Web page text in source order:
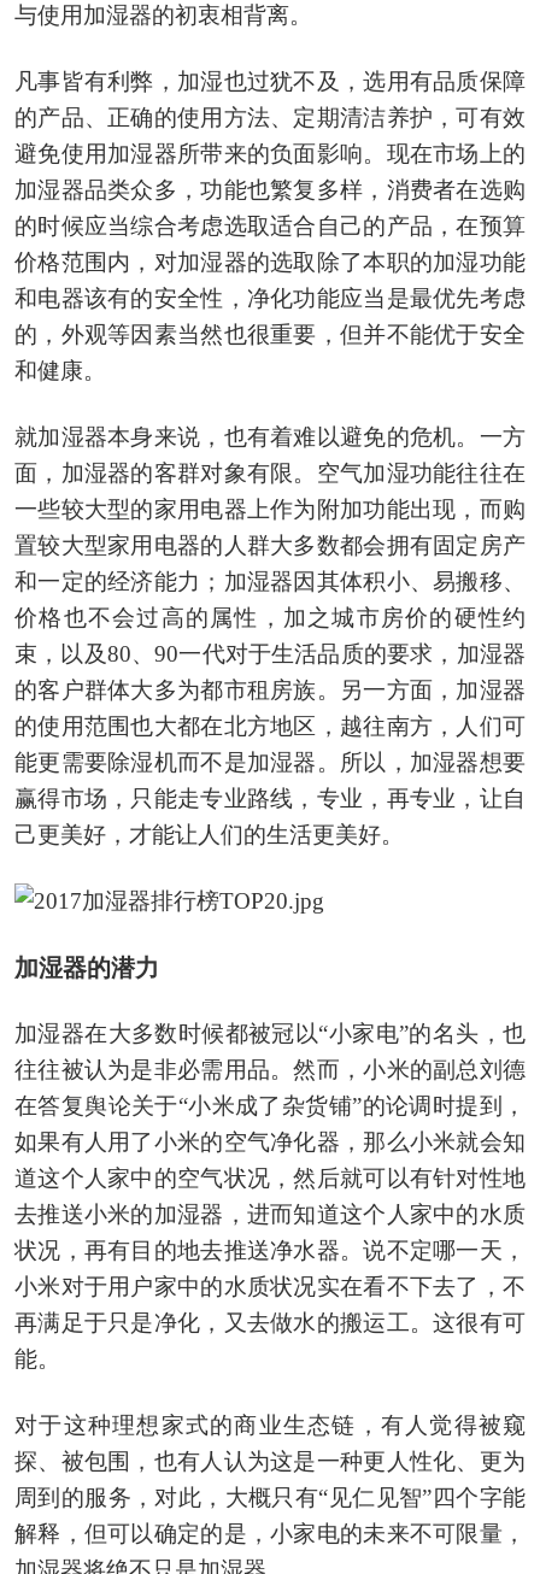
与使用加湿器的初衷相背离。
凡事皆有利弊，加湿也过犹不及，选用有品质保障
的产品、正确的使用方法、定期清洁养护，可有效
避免使用加湿器所带来的负面影响。现在市场上的
加湿器品类众多，功能也繁复多样，消费者在选购
的时候应当综合考虑选取适合自己的产品，在预算
价格范围内，对加湿器的选取除了本职的加湿功能
和电器该有的安全性，净化功能应当是最优先考虑
的，外观等因素当然也很重要，但并不能优于安全
和健康。
就加湿器本身来说，也有着难以避免的危机。一方
面，加湿器的客群对象有限。空气加湿功能往往在
一些较大型的家用电器上作为附加功能出现，而购
置较大型家用电器的人群大多数都会拥有固定房产
和一定的经济能力；加湿器因其体积小、易搬移、
价格也不会过高的属性，加之城市房价的硬性约
束，以及80、90一代对于生活品质的要求，加湿器
的客户群体大多为都市租房族。另一方面，加湿器
的使用范围也大都在北方地区，越往南方，人们可
能更需要除湿机而不是加湿器。所以，加湿器想要
赢得市场，只能走专业路线，专业，再专业，让自
己更美好，才能让人们的生活更美好。
加湿器的潜力
加湿器在大多数时候都被冠以“小家电”的名头，也
往往被认为是非必需用品。然而，小米的副总刘德
在答复舆论关于“小米成了杂货铺”的论调时提到，
如果有人用了小米的空气净化器，那么小米就会知
道这个人家中的空气状况，然后就可以有针对性地
去推送小米的加湿器，进而知道这个人家中的水质
状况，再有目的地去推送净水器。说不定哪一天，
小米对于用户家中的水质状况实在看不下去了，不
再满足于只是净化，又去做水的搬运工。这很有可
能。
对于这种理想家式的商业生态链，有人觉得被窥
探、被包围，也有人认为这是一种更人性化、更为
周到的服务，对此，大概只有“见仁见智”四个字能
解释，但可以确定的是，小家电的未来不可限量，